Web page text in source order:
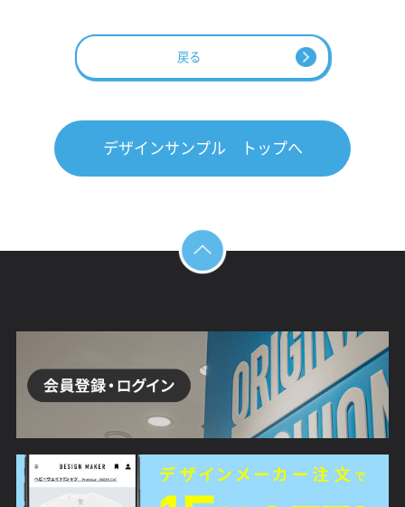
戻る
デザインサンプル トップへ